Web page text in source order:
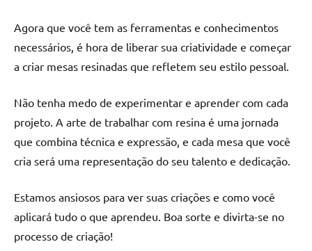
Agora que você tem as ferramentas e conhecimentos
necessários, é hora de liberar sua criatividade e começar
a criar mesas resinadas que refletem seu estilo pessoal.
Não tenha medo de experimentar e aprender com cada
projeto. A arte de trabalhar com resina é uma jornada
que combina técnica e expressão, e cada mesa que você
cria será uma representação do seu talento e dedicação.
Estamos ansiosos para ver suas criações e como você
aplicará tudo o que aprendeu. Boa sorte e divirta-se no
processo de criação!